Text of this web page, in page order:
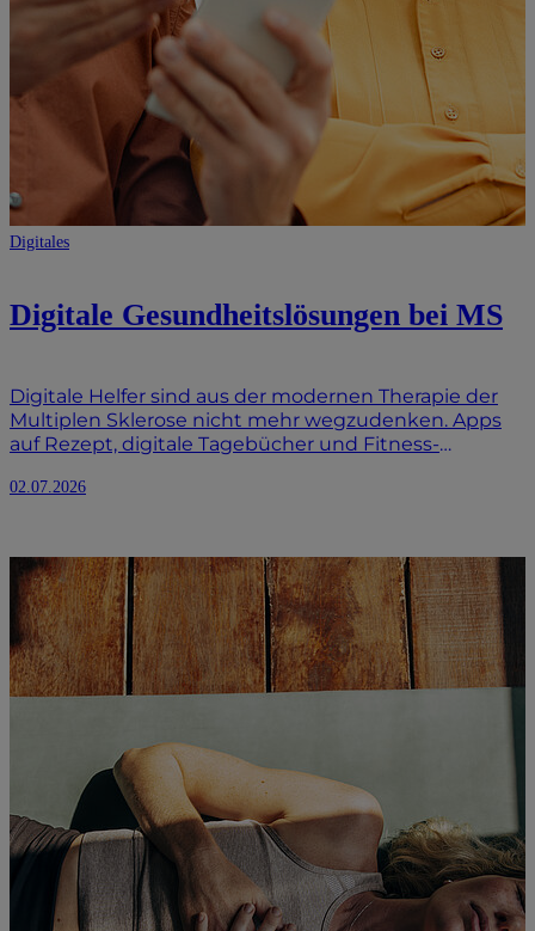
Digitales
Digitale Gesundheits­lösungen bei MS
Digitale Helfer sind aus der modernen Therapie der
Multiplen Sklerose nicht mehr wegzudenken. Apps
auf Rezept, digitale Tagebücher und Fitness-
dokumentieren und den Krankheitsverlauf besser zu
Behandlungsteam aktiv zu unterstützen. Diese
Informationen dienen der allgemeinen Aufklärung.
Digitale Anwendungen ersetzen niemals das
persönliche Gespräch mit Deiner Neurologin oder
Deinem Neurologen.
02.07.2026